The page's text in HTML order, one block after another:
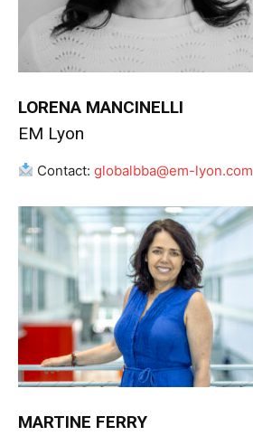
LORENA MANCINELLI
EM Lyon
Contact:globalbba@em-lyon.com
MARTINE FERRY